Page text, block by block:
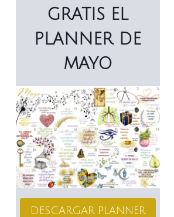
GRATIS EL
PLANNER DE
MAYO
DESCARGAR PLANNER